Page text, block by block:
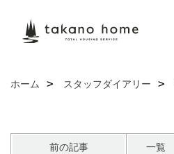
ホーム スタッフダイアリー
前の記事 一覧